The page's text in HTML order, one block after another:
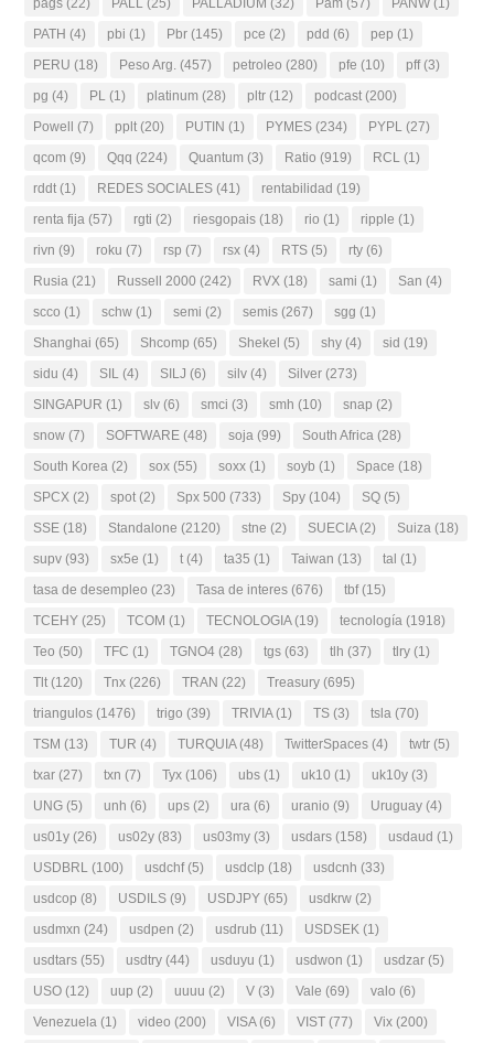
pags (22) PALL (25) PALLADIUM (32) Pam (57) PANW (1)
PATH (4) pbi (1) Pbr (145) pce (2) pdd (6) pep (1)
PERU (18) Peso Arg. (457) petroleo (280) pfe (10) pff(3)
pg (4) PL (1) platinum (28) pltr (12) podcast (200)
Powell
(7) pplt (20) PUTIN (1) PYMES (234) PYPL (27)
qcom (9) Qqq (224) Quantum (3) Ratio (919) RCL (1)
rddt (1) REDES SOCIALES (41) rentabilidad (19)
renta fija (57) rgti (2) riesgopais (18) rio (1) ripple (1)
rivn (9) roku (7) rsp (7) rsx (4) RTS (5) rty (6)
Rusia (21) Russell 2000 (242) RVX (18) sami (1) San (4)
scco (1) schw (1) semi (2) semis (267) sgg (1)
Shanghai (65) Shcomp (65) Shekel (5) shy (4) sid (19)
sidu (4) SIL (4) SILJ (6) silv (4) Silver (273)
SINGAPUR (1) slv (6) smci (3) smh (10) snap (2)
snow (7) SOFTWARE (48) soja (99) South Africa (28)
South Korea (2) sox (55) soxx (1) soyb (1) Space (18)
SPCX (2) spot (2) Spx 500 (733) Spy (104) SQ (5)
SSE (18) Standalone (2120) stne (2) SUECIA(2) Suiza (18)
supv (93) sx5e (1) t (4) ta35 (1) Taiwan (13) tal (1)
tasa de desempleo (23) Tasa de interes (676) tbf(15)
TCEHY (25) TCOM (1) TECNOLOGIA(19) tecnología (1918)
Teo (50) TFC (1) TGNO4 (28) tgs (63) tlh (37) tlry (1)
Tlt (120) Tnx (226) TRAN (22) Treasury (695)
triangulos (1476) trigo (39) TRIVIA(1) TS (3) tsla (70)
TSM (13) TUR (4) TURQUIA(48) TwitterSpaces (4) twtr (5)
txar (27) txn (7) Tyx (106) ubs (1) uk10 (1) uk10y (3)
UNG (5) unh (6) ups (2) ura (6) uranio (9) Uruguay (4)
us01y (26) us02y (83) us03my (3) usdars (158) usdaud (1)
USDBRL (100) usdchf(5) usdclp (18) usdcnh (33)
usdcop (8) USDILS (9) USDJPY (65) usdkrw (2)
usdmxn (24) usdpen (2) usdrub (11) USDSEK (1)
usdtars (55) usdtry (44) usduyu (1) usdwon (1) usdzar (5)
USO (12) uup (2) uuuu (2) V (3) Vale (69) valo (6)
Venezuela (1) video (200) VISA(6) VIST (77) Vix (200)